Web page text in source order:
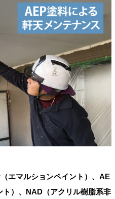
エマルションペイント）、AE
）、NAD（アクリル樹脂系非